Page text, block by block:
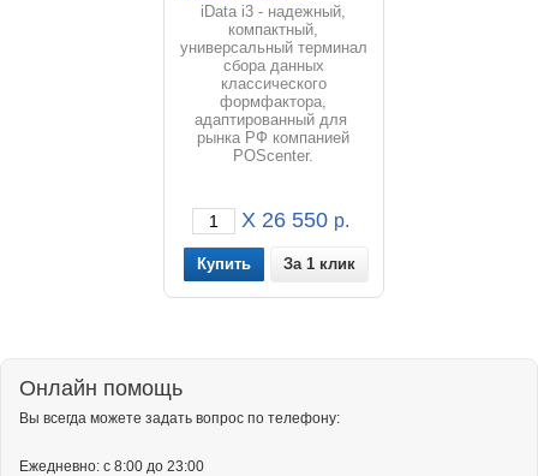
iData i3 - надежный,
компактный,
универсальный терминал
сбора данных
классического
формфактора,
адаптированный для
рынка РФ компанией
POScenter.
X 26 550 р.
За 1 клик
Онлайн помощь
Вы всегда можете задать вопрос по телефону:
Ежедневно: с 8:00 до 23:00